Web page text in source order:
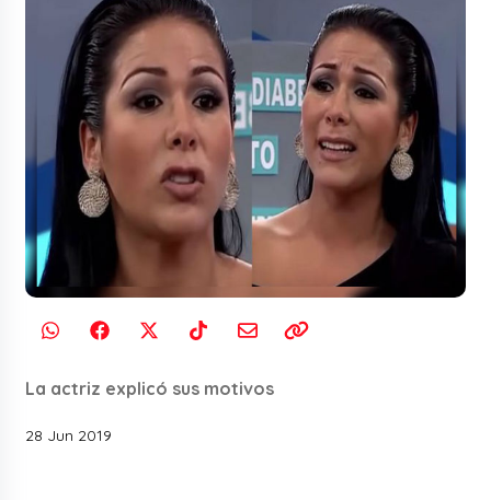
La actriz explicó sus motivos
28 Jun 2019